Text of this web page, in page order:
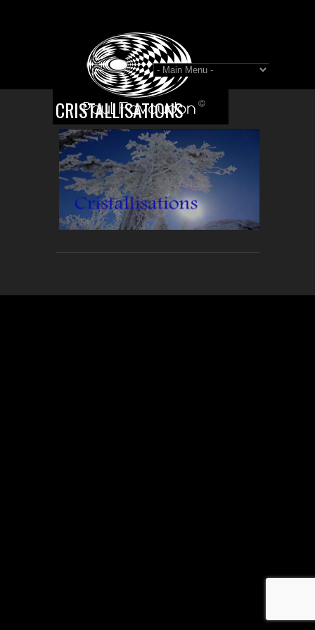
CRISTALLISATIONS